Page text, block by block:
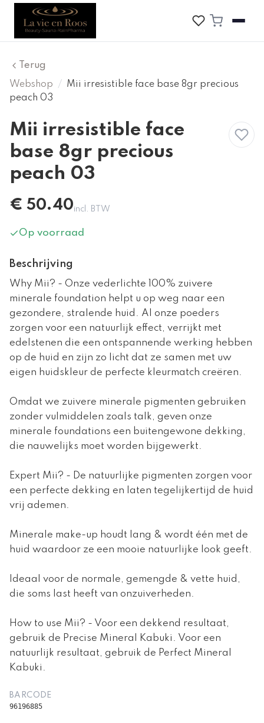
Terug
Webshop
/
Mii irresistible face base 8gr precious
peach 03
Mii irresistible face
base 8gr precious
peach 03
€ 50.40incl. BTW
Op voorraad
Beschrijving
Why Mii? - Onze vederlichte 100% zuivere
minerale foundation helpt u op weg naar een
gezondere, stralende huid. Al onze poeders
zorgen voor een natuurlijk effect, verrijkt met
edelstenen die een ontspannende werking hebben
op de huid en zijn zo licht dat ze samen met uw
eigen huidskleur de perfecte kleurmatch creëren.
Omdat we zuivere minerale pigmenten gebruiken
zonder vulmiddelen zoals talk, geven onze
minerale foundations een buitengewone dekking,
die nauwelijks moet worden bijgewerkt.
Expert Mii? - De natuurlijke pigmenten zorgen voor
een perfecte dekking en laten tegelijkertijd de huid
vrij ademen.
Minerale make-up houdt lang & wordt één met de
huid waardoor ze een mooie natuurlijke look geeft.
Ideaal voor de normale, gemengde & vette huid,
die soms last heeft van onzuiverheden.
How to use Mii? - Voor een dekkend resultaat,
gebruik de Precise Mineral Kabuki. Voor een
natuurlijk resultaat, gebruik de Perfect Mineral
Kabuki.
BARCODE
96196885